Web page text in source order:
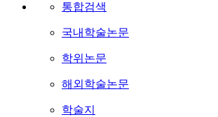
통합검색
국내학술논문
학위논문
해외학술논문
학술지